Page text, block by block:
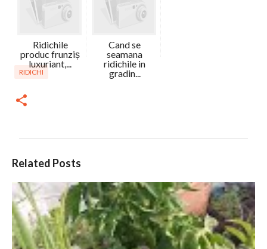
Ridichile
produc frunziș
luxuriant,...
Cand se
seamana
ridichile in
gradin...
RIDICHI
Related Posts
C
m
e
n
t